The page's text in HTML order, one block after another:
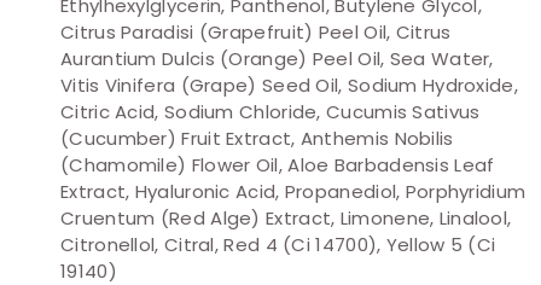
Citrus Paradisi (Grapefruit) Peel Oil, Citrus
Aurantium Dulcis (Orange) Peel Oil, Sea Water,
Vitis Vinifera (Grape) Seed Oil, Sodium Hydroxide,
Citric Acid, Sodium Chloride, Cucumis Sativus
(Cucumber) Fruit Extract, Anthemis Nobilis
(Chamomile) Flower Oil, Aloe Barbadensis Leaf
Extract, Hyaluronic Acid, Propanediol, Porphyridium
Cruentum (Red Alge) Extract, Limonene, Linalool,
Citronellol, Citral, Red 4 (Ci 14700), Yellow 5 (Ci
19140)